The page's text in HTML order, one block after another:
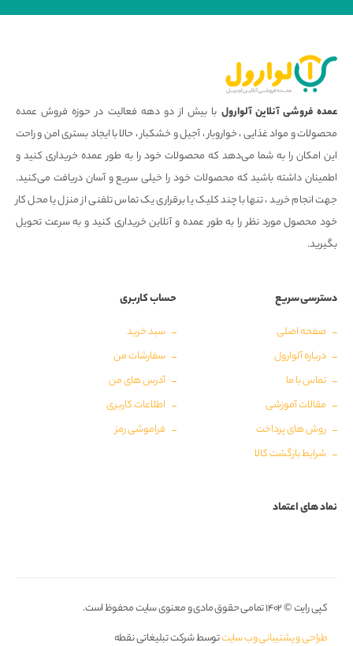
عمده فروشی آنلاین آلوارول با بیش از دو دهه فعالیت در حوزه فروش عمده
محصولات و مواد غذایی ، خواروبار ، آجیل و خشکبار ، حالا با ایجاد بستری امن و راحت
این امکان را به شما می‌دهد که محصولات خود را به طور عمده خریداری کنید و
اطمینان داشته باشید که محصولات خود را خیلی سریع و آسان دریافت می‌کنید.
جهت انجام خرید ، تنها با چند کلیک یا برقراری یک تماس تلفنی از منزل یا محل کار
خود محصول مورد نظر را به طور عمده و آنلاین خریداری کنید و به سرعت تحویل
بگیرید.
دسترسی سریع
صفحه اصلی
درباره آلوارول
تماس با ما
مقالات آموزشی
روش های پرداخت
شرایط بازگشت کالا
حساب کاربری
سبد خرید
سفارشات من
آدرس های من
اطلاعات کاربری
فراموشی رمز
نماد های اعتماد
کپی رایت © ۱۴۰۲ تمامی حقوق مادی و معنوی سایت محفوظ است.
طراحی و پشتیبانی وب سایتتوسط شرکت تبلیغاتی نقطه